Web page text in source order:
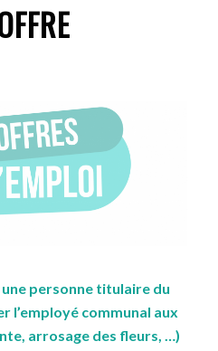
personne titulaire du
l’employé communal aux
arrosage des fleurs, …)